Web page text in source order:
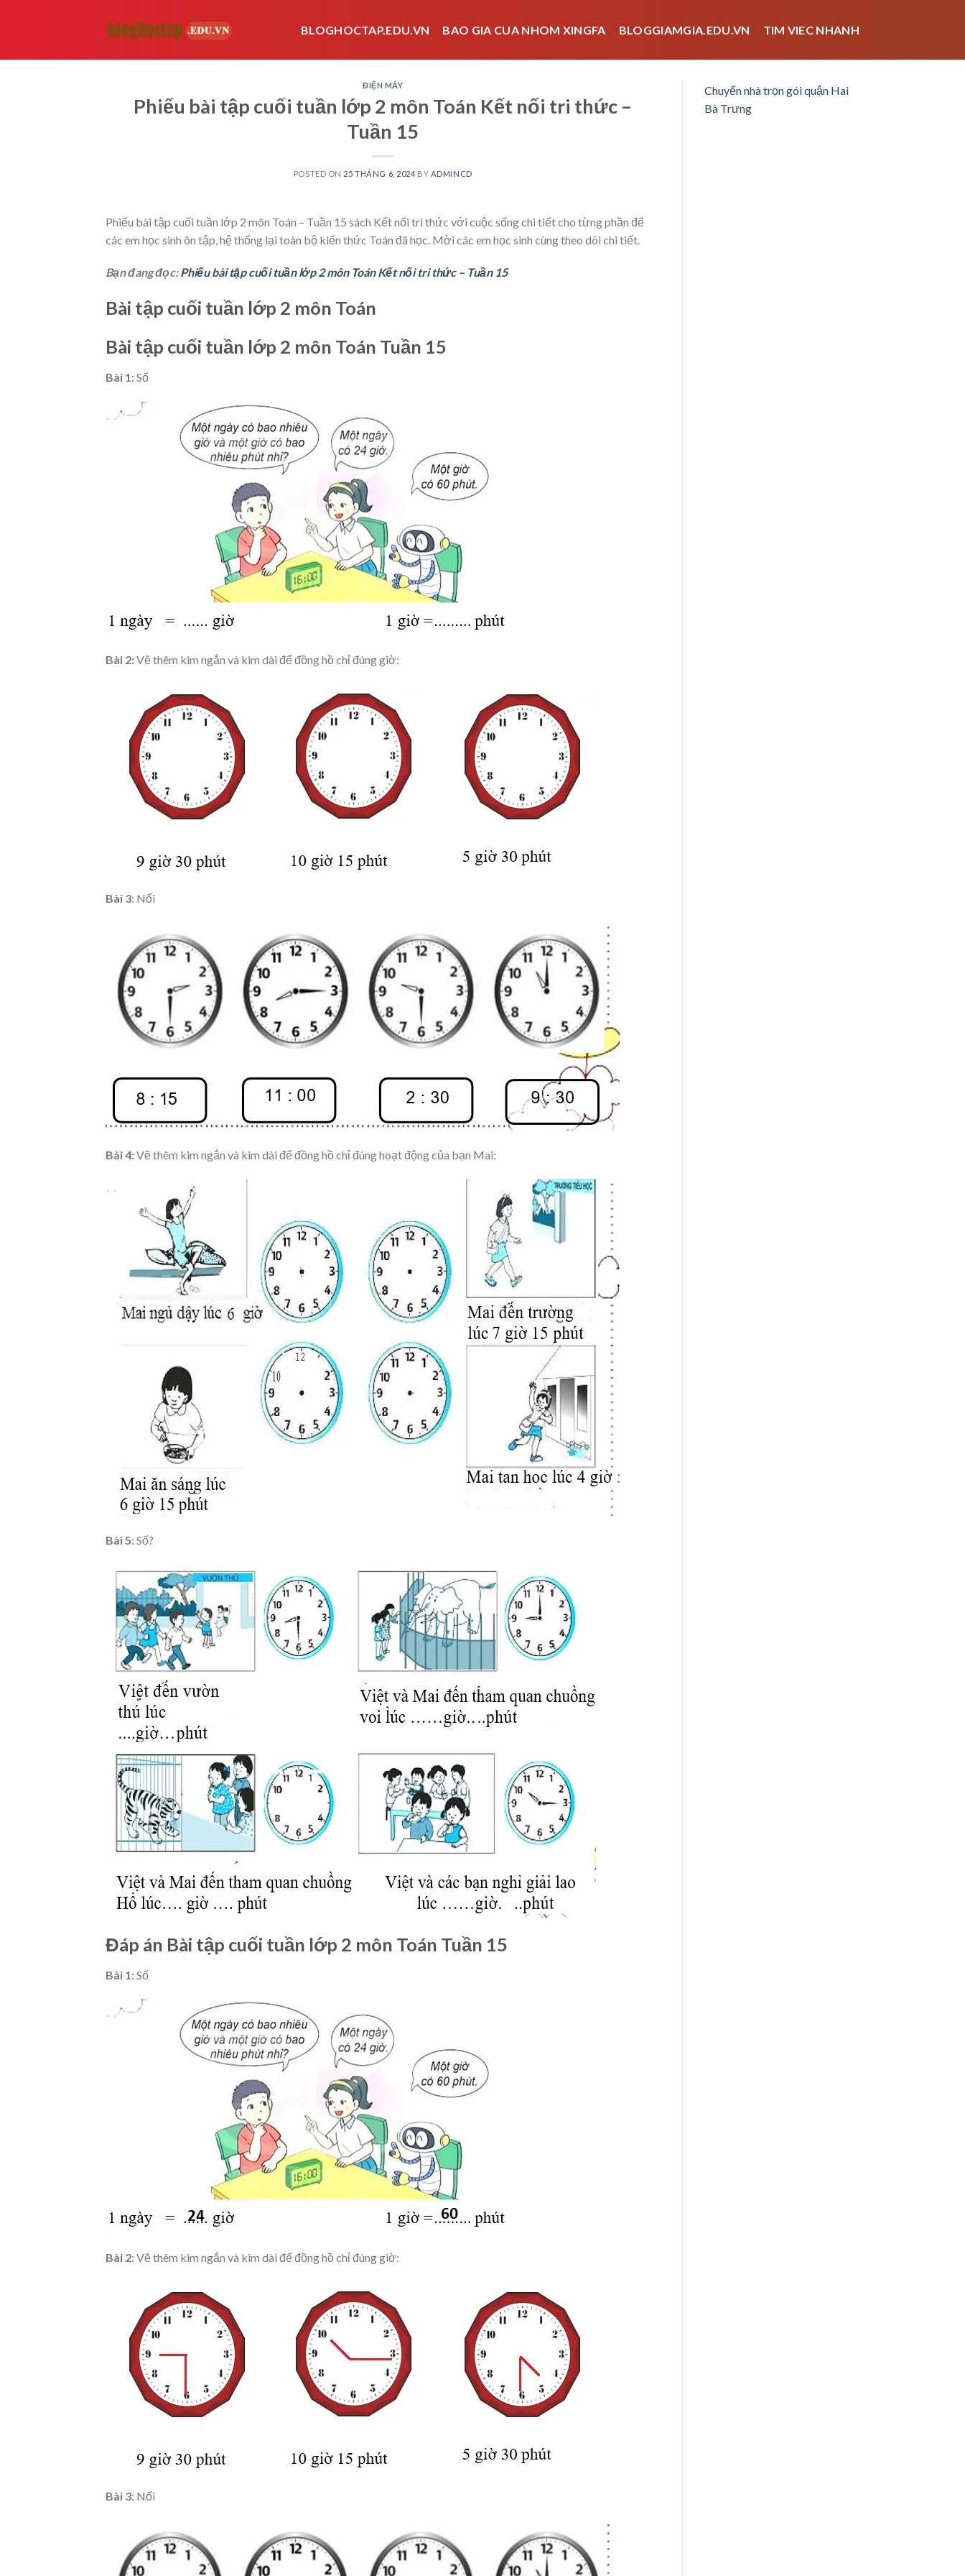
BLOGHOCTAP.EDU.VN BAO GIA CUA NHOM XINGFA BLOGGIAMGIA.EDU.VN TIM VIEC NHANH
ĐIỆN MÁY
Phiếu bài tập cuối tuần lớp 2 môn Toán Kết nối tri thức –
Tuần 15
POSTED ON 25 THÁNG 6, 2024 BY ADMINCD
Phiếu bài tập cuối tuần lớp 2 môn Toán – Tuần 15 sách Kết nối tri thức với cuộc sống chi tiết cho từng phần để
các em học sinh ôn tập, hệ thống lại toàn bộ kiến thức Toán đã học. Mời các em học sinh cùng theo dõi chi tiết.
Bạn đang đọc:Phiếu bài tập cuối tuần lớp 2 môn Toán Kết nối tri thức – Tuần 15
Bài tập cuối tuần lớp 2 môn Toán
Bài tập cuối tuần lớp 2 môn Toán Tuần 15
Bài 1:Số
Bài 2:Vẽ thêm kim ngắn và kim dài để đồng hồ chỉ đúng giờ:
Bài 3: Nối
Bài 4:Vẽ thêm kim ngắn và kim dài để đồng hồ chỉ đúng hoạt động của bạn Mai:
Bài 5:Số?
Đáp án Bài tập cuối tuần lớp 2 môn Toán Tuần 15
Bài 1:Số
Bài 2: Vẽ thêm kim ngắn và kim dài để đồng hồ chỉ đúng giờ:
Bài 3: Nối
Chuyển nhà trọn gói quận Hai
Bà Trưng